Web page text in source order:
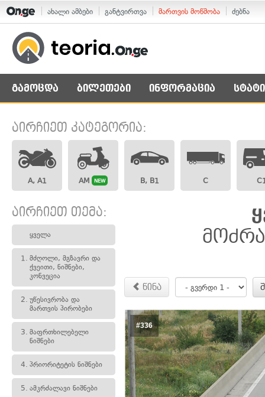
ახალი ამბები განტვირთვა მართვის მოწმობა ძებნა
გამოცდა ბილეთები ინფორმაცია
აირჩიეთ კატეგორია:
A, A1 AM NEW B, B1 C
აირჩიეთ თემა:
ყველა
1. მძღოლი, მგზავრი და
ქვეითი, ნიშნები,
კონვეცია
2. უწესივრობა და
მართვის პირობები
3. მაფრთხილებელი
ნიშნები
4. პრიორიტეტის ნიშნები
5. ამკრძალავი ნიშნები
წინა
#336